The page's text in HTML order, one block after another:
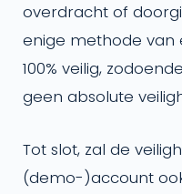
overdracht of
enige methode van
100% veilig,
geen absolute
Tot slot, zal de
(demo-)account